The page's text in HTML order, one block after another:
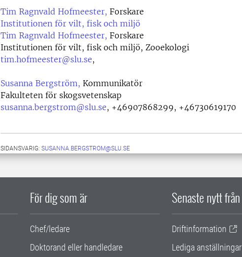
Tim Ragnvald Hofmeester, Forskare
Institutionen för vilt, fisk och miljö
Tim Ragnvald Hofmeester, Forskare
Institutionen för vilt, fisk och miljö, Zooekologi
tim.hofmeester@slu.se,
Susanna Bergström, Kommunikatör
Fakulteten för skogsvetenskap
susanna.bergstrom@slu.se, +46907868299, +46730619170
SIDANSVARIG: SUSANNA.BERGSTROM@SLU.SE
För dig som är
Chef/ledare
Doktorand eller handledare
Senaste nytt från
Driftinformation
Lediga anställningar